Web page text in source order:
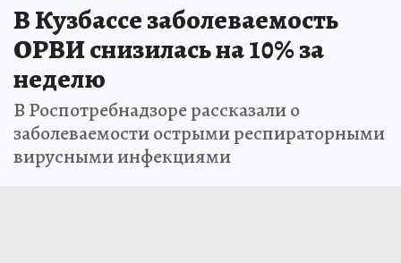
В Кузбассе заболеваемость
ОРВИ снизилась на 10% за
неделю
В Роспотребнадзоре рассказали о
заболеваемости острыми респираторными
вирусными инфекциями